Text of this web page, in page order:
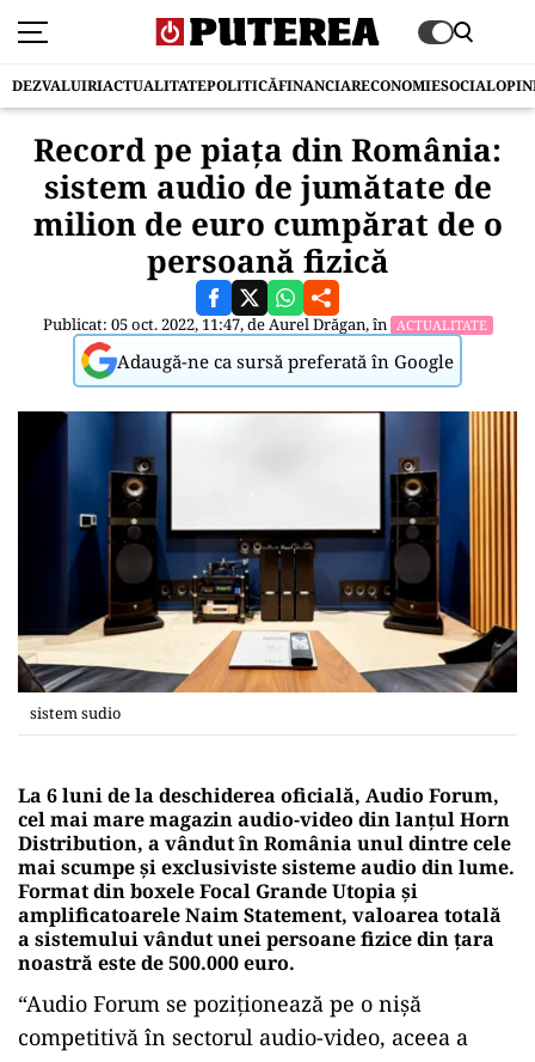
DEZVALUIRIACTUALITATEPOLITICĂFINANCIARECONOMIESOCIAL
Record pe piața din România:
sistem audio de jumătate de
milion de euro cumpărat de o
persoană fizică
Publicat: 05 oct. 2022, 11:47, deAurel Drăgan, în ACTUALITATE
Adaugă-ne ca sursă preferată în Google
sistem sudio
La 6 luni de la deschiderea oficială, Audio Forum,
cel mai mare magazin audio-video din lanțul Horn
Distribution, a vândut în România unul dintre cele
mai scumpe și exclusiviste sisteme audio din lume.
Format din boxele Focal Grande Utopia și
amplificatoarele Naim Statement, valoarea totală
a sistemului vândut unei persoane fizice din țara
noastră este de 500.000 euro.
“Audio Forum se poziționează pe o nișă
competitivă în sectorul audio-video, aceea a